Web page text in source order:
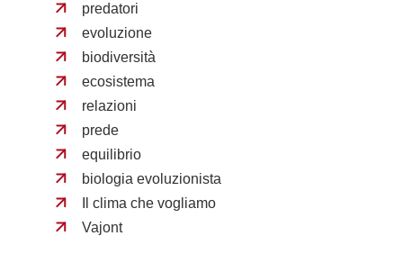
predatori
evoluzione
biodiversità
ecosistema
relazioni
prede
equilibrio
biologia evoluzionista
Il clima che vogliamo
Vajont